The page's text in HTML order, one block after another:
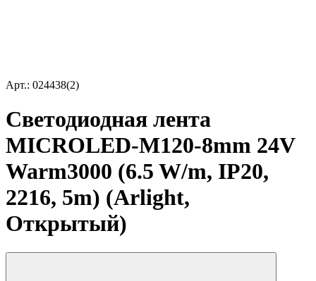
Арт.: 024438(2)
Светодиодная лента
MICROLED-M120-8mm 24V
Warm3000 (6.5 W/m, IP20,
2216, 5m) (Arlight,
Открытый)